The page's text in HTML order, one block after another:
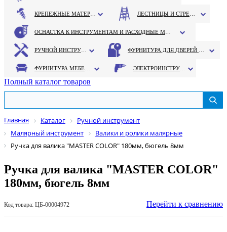
Полный каталог товаров
Главная Каталог
Ручной инструмент
Малярный инструмент
Валики и ролики малярные
Ручка для валика "MASTER COLOR" 180мм, бюгель 8мм
Ручка для валика "MASTER COLOR"
180мм, бюгель 8мм
Код товара: ЦБ-00004972 Перейти к сравнению